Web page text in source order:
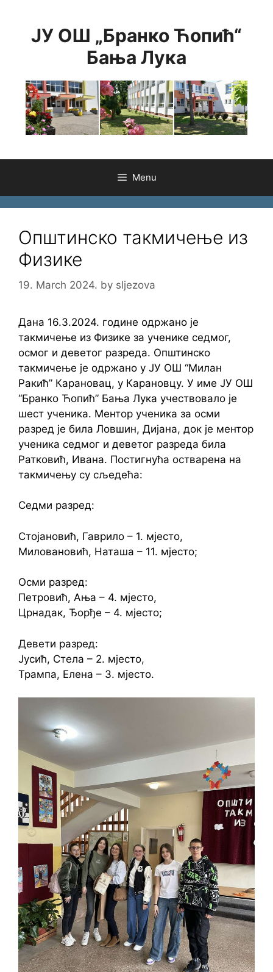
contentЈУ ОШ „Бранко Ћопић“
Бања Лука
Menu
Општинско такмичење из
Физике
19. March 2024. by sljezova
Дана 16.3.2024. године одржано је
такмичење из Физике за ученике седмог,
осмог и деветог разреда. Општинско
такмичење је одржано у ЈУ ОШ “Милан
Ракић” Карановац, у Карановцу. У име ЈУ ОШ
“Бранко Ћопић” Бања Лука учествовало је
шест ученика. Ментор ученика за осми
разред је била Ловшин, Дијана, док је ментор
ученика седмог и деветог разреда била
Ратковић, Ивана. Постигнућа остварена на
такмичењу су сљедећа:
Седми разред:
Стојановић, Гаврило – 1. мјесто,
Миловановић, Наташа – 11. мјесто;
Осми разред:
Петровић, Ања – 4. мјесто,
Црнадак, Ђорђе – 4. мјесто;
Девети разред:
Јусић, Стела – 2. мјесто,
Трампа, Елена – 3. мјесто.